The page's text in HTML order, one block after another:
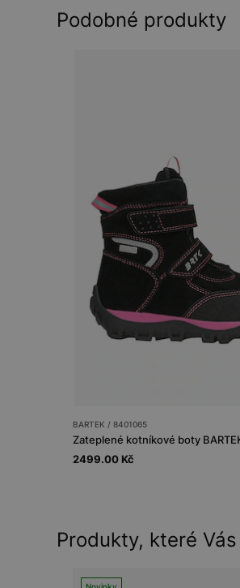
Podobné produkty
BARTEK / 8401065
2499.00 Kč
Produkty, které